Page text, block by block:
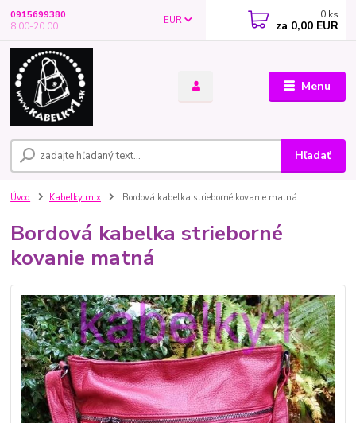
Menu
EUR
Hľadať
0915699380
8.00-20.00
0 ks
za 0,00 EUR
Úvod Kabelky mix Bordová kabelka strieborné kovanie matná
Bordová kabelka strieborné
kovanie matná